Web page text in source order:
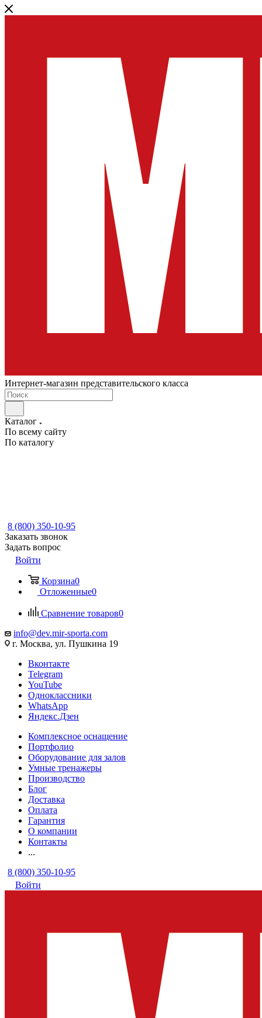
Интернет-магазин представительского класса
Каталог
По всему сайту
По каталогу
8 (800) 350-10-95
Заказать звонок
Задать вопрос
Войти
Корзина0
Отложенные0
Сравнение товаров0
info@dev.mir-sporta.com
г. Москва, ул. Пушкина 19
Вконтакте
Telegram
YouTube
Одноклассники
WhatsApp
Яндекс.Дзен
Комплексное оснащение
Портфолио
Оборудование для залов
Умные тренажеры
Производство
Блог
Доставка
Оплата
Гарантия
О компании
Контакты
...
8 (800) 350-10-95
Войти